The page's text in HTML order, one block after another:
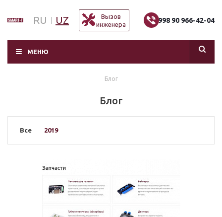
RU UZ
Вызов
инженера
+998 90 966-42-04
МЕНЮ
Блог
Блог
Все 2019